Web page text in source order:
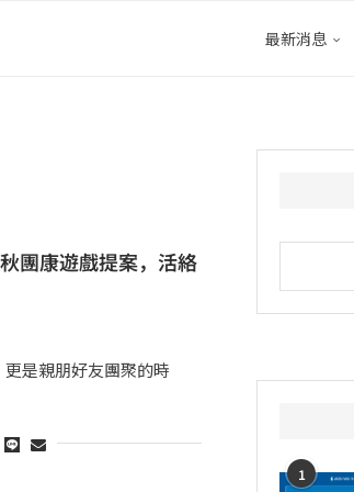
最新消息
團康遊戲提案，活絡
是親朋好友團聚的時
1